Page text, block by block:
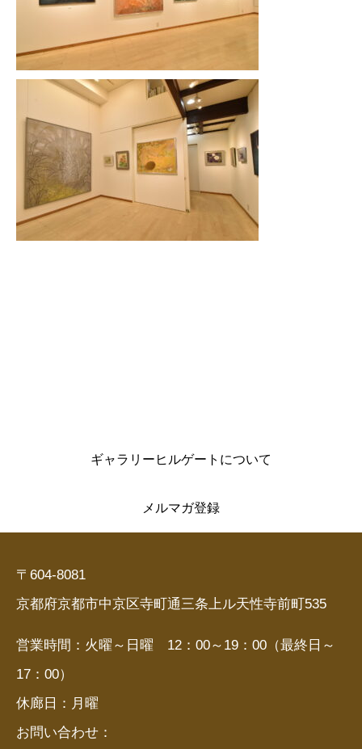
ギャラリーヒルゲートについて
メルマガ登録
〒604-8081
京都府京都市中京区寺町通三条上ル天性寺前町535
営業時間：火曜～日曜 12：00～19：00（最終日～
17：00）
休廊日：月曜
お問い合わせ：